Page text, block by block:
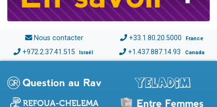
Nous contacter +33.1.80.20.5000 France
+972.2.37.41.515 Israël +1.437.887.14.93 Canada